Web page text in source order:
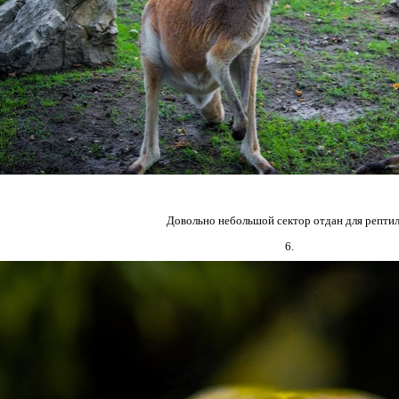
Довольно небольшой сектор отдан для
6.